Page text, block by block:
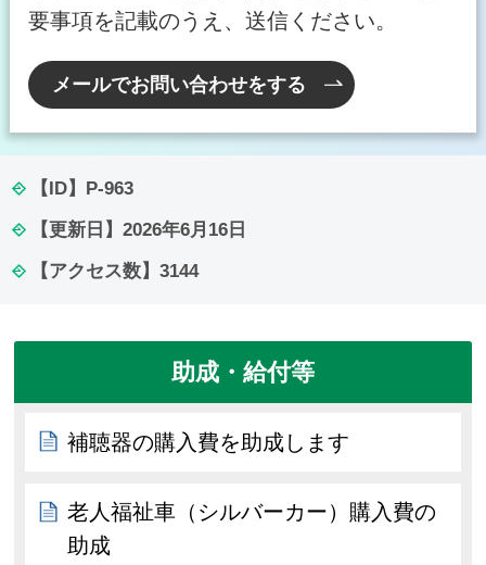
要事項を記載のうえ、送信ください。
メールでお問い合わせをする
【ID】 P-963
【更新日】 2026年6月16日
【アクセス数】 3144
助成・給付等
補聴器の購入費を助成します
老人福祉車（シルバーカー）購入費の
助成